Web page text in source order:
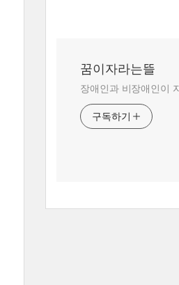
꿈이자라는뜰
장애인과 비장애인이
구독하기